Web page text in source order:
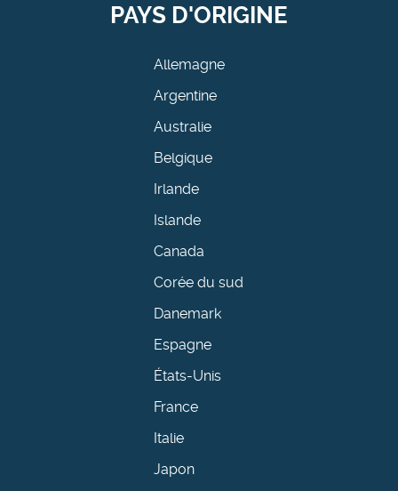
PAYS D'ORIGINE
Allemagne
Argentine
Australie
Belgique
Irlande
Islande
Canada
Corée du sud
Danemark
Espagne
États-Unis
France
Italie
Japon